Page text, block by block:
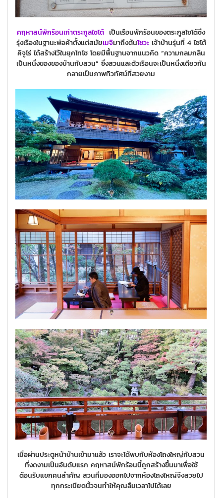
คฤหาสน์พักร้อนเก่าตระกูลไซโต้ เป็นเรือนพักร้อนของตระกูลไซโต้ซึ่ง
รุ่งเรืองในฐานะพ่อค้าตั้งแต่สมัยเมจิมาถึงต้นโชวะ เจ้าบ้านรุ่นที่ 4 ไซโต้
คิจูโร่ ได้สร้างไว้ในยุคไทโช โดยมีพื้นฐานจากแนวคิด “ความกลมกลืน
เป็นหนึ่งของของบ้านกับสวน” ซึ่งสวนและตัวเรือนจะเป็นหนึ่งเดียวกัน
กลายเป็นภาพทิวทัศน์ที่สวยงาม
เมื่อผ่านประตูหน้าบ้านเข้ามาแล้ว เราจะได้พบกับห้องโถงใหญ่กับสวน
ที่งดงามเป็นอันดับแรก คฤหาสน์พักร้อนนี้ถูกสร้างขึ้นมาเพื่อใช้
ต้อนรับแขกคนสำคัญ สวนที่มองออกไปจากห้องโถงใหญ่จึงสวยไป
ทุกกระเบียดนิ้วจนทำให้คุณลืมเวลาไปได้เลย